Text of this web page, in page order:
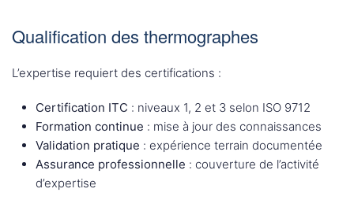
Qualification des thermographes
L’expertise requiert des certifications :
Certification ITC : niveaux 1, 2 et 3 selon ISO 9712
Formation continue : mise à jour des connaissances
Validation pratique : expérience terrain documentée
Assurance professionnelle : couverture de l’activité
d’expertise